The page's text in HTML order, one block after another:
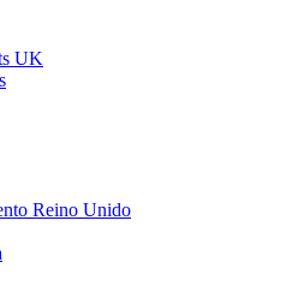
UK
Reino Unido